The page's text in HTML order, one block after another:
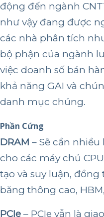
động đến ngành
như vậy đang được
các nhà phân tích
bộ phận của ngành
việc doanh số bán
khả năng GAI và
danh mục chúng.
Phần Cứng
DRAM – Sẽ cần
cho các máy chủ
tạo và suy luận,
băng thông cao,
PCIe – PCIe vẫn là